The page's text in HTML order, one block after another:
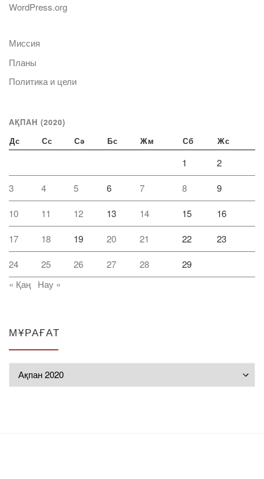
WordPress.org
Миссия
Планы
Политика и цели
АҚПАН (2020)
Дс Сс Сә Бс Жм Сб Жс
1 2
3 4 5 6 7 8 9
10 11 12 13 14 15 16
17 18 19 20 21 22 23
24 25 26 27 28
29
« Қаң
Нау »
МҰРАҒАТ